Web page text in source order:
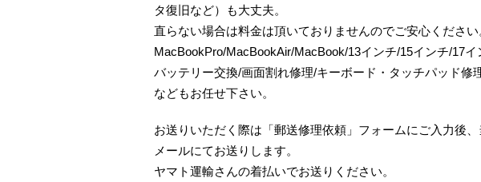
タ復旧など）も大丈夫。
直らない場合は料金は頂いておりませんのでご安心ください
MacBookPro/MacBookAir/MacBook/13インチ/15インチ/17イ
バッテリー交換/画面割れ修理/キーボード・タッチパッド修
などもお任せ下さい。
お送りいただく際は「郵送修理依頼」フォームにご入力後
メールにてお送りします。
ヤマト運輸さんの着払いでお送りください。